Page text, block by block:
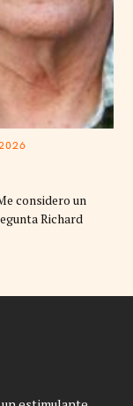
considero un
Richard